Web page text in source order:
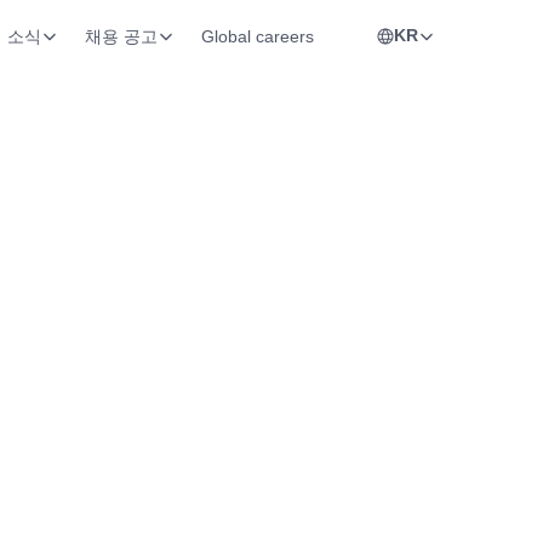
소식 채용 공고 Global careers KR